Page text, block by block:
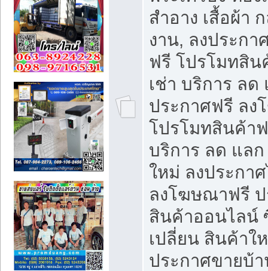
สำอาง เสื้อผ้า
งาน, ลงประก
ฟรี โปรโมทสิ
เช่า บริการ ลด
ประกาศฟรี ล
โปรโมทสินค้า
บริการ ลด แล
ใหม่ ลงประกา
ลงโฆษณาฟรี
สินค้าออนไลน์
เปลี่ยน สินค้าใ
ประกาศขายบ้